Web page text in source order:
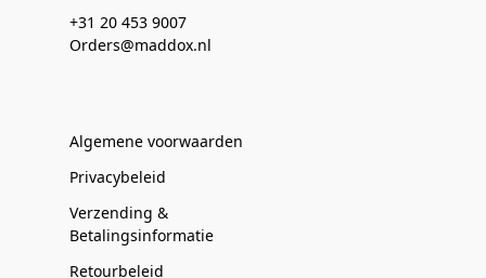
+31 20 453 9007
Orders@maddox.nl
Algemene voorwaarden
Privacybeleid
Verzending &
Betalingsinformatie
Retourbeleid